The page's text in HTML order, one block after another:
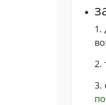
1.
2.
3.